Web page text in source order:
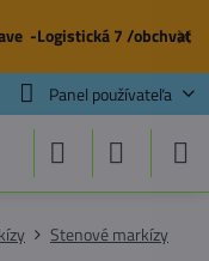
✕
-Logistická 7 /obchvat
Panel používateľa
Stenové markízy